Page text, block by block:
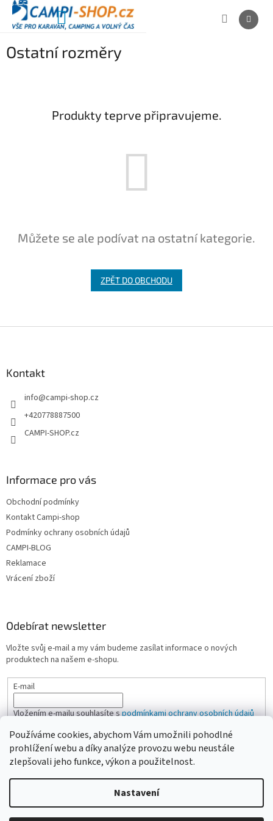
Používáme cookies, abychom Vám umožnili pohodlné
prohlížení webu a díky analýze provozu webu neustále
zlepšovali jeho funkce, výkon a použitelnost.
Nastavení
Přejít
obsah
NÁKUPNÍ
Ostatní rozměry
Produkty teprve připravujeme.
Můžete se ale podívat na ostatní kategorie.
ZPĚT DO OBCHODU
Kontakt
info@campi-shop.cz
+420778887500
CAMPI-SHOP.cz
Informace pro vás
Obchodní podmínky
Kontakt Campi-shop
Podmínky ochrany osobních údajů
CAMPI-BLOG
Reklamace
Vrácení zboží
Odebírat newsletter
Vložte svůj e-mail a my vám budeme zasílat informace o nových
produktech na našem e-shopu.
E-mail
Vložením e-mailu souhlasíte spodmínkami ochrany osobních údajů
PŘIHLÁSIT SE
Vytvořil Shoptet